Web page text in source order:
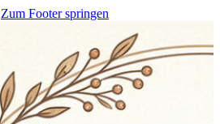
Zum Footer springen